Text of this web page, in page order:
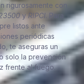
rigurosamente con
yRIPCI. Para
listos ante
periódicas
te aseguras un
solo la prevención
frente al fuego.